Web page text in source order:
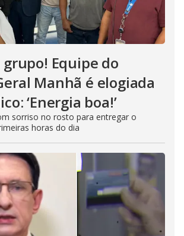
Equipe do
Manhã é elogiada
‘Energia boa!’
sorriso no rosto para entregar o
horas do dia